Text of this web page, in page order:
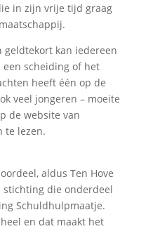
in zijn vrije tijd graag
geldtekort kan iedereen
scheiding of het
heeft één op de
veel jongeren – moeite
de website van
te lezen.
aldus Ten Hove
stichting die onderdeel
Schuldhulpmaatje.
en dat maakt het